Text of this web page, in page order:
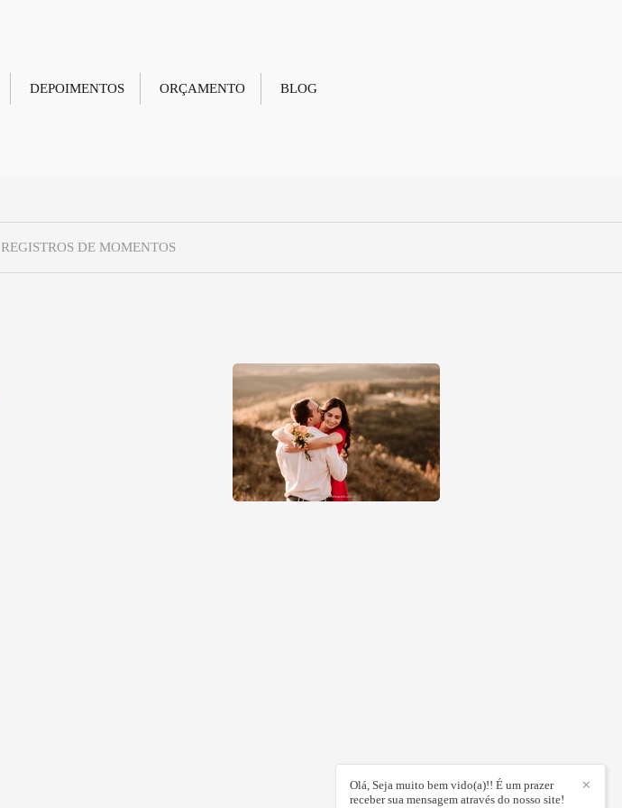
DEPOIMENTOS ORÇAMENTO BLOG
REGISTROS DE MOMENTOS
✕
Olá, Seja muito bem vido(a)!! É um prazer
receber sua mensagem através do nosso site!